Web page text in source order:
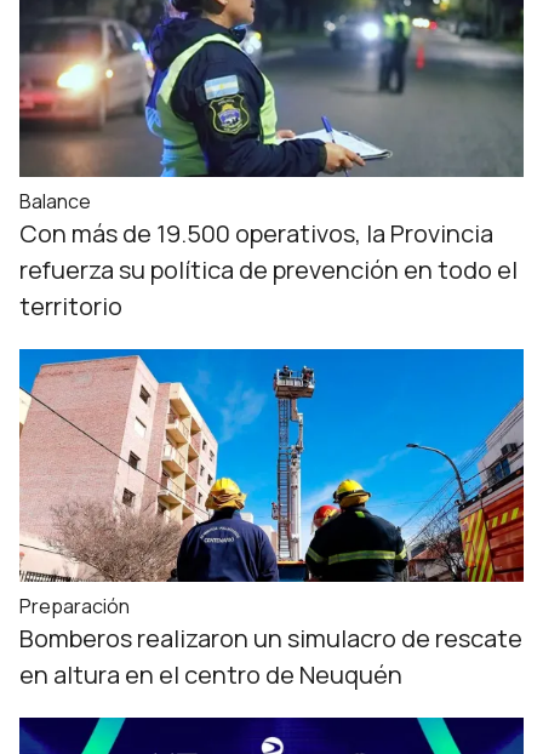
Balance
Con más de 19.500 operativos, la Provincia
refuerza su política de prevención en todo el
territorio
Preparación
Bomberos realizaron un simulacro de rescate
en altura en el centro de Neuquén